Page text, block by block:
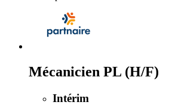
Mécanicien PL (H/F)
Intérim